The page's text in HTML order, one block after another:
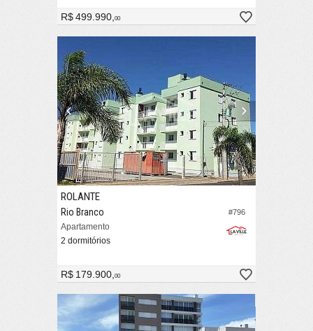
R$ 499.990,00
#796
ROLANTE
Rio Branco
Apartamento
2 dormitórios
R$ 179.900,00